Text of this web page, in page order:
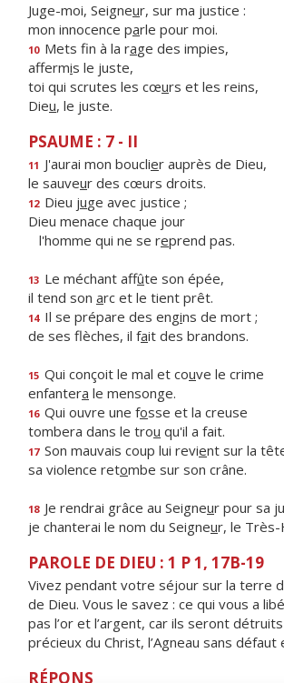
Juge-moi, Seigneur, sur ma justice :
mon innocence parle pour moi.
10 Mets fin à la rage des impies,
affermis le juste,
toi qui scrutes les cœurs et les reins,
Dieu, le juste.
PSAUME : 7 - II
11 J'aurai mon bouclier auprès de Dieu,
le sauveur des cœurs droits.
12 Dieu juge avec justice ;
Dieu menace chaque jour
l'homme qui ne se reprend pas.
13 Le méchant affûte son épée,
il tend son arc et le tient prêt.
14 Il se prépare des engins de mort ;
de ses flèches, il fait des brandons.
15 Qui conçoit le mal et couve le crime
enfantera le mensonge.
16 Qui ouvre une fosse et la creuse
tombera dans le trou qu'il a fait.
17 Son mauvais coup lui revient sur la
sa violence retombe sur son crâne.
18 Je rendrai grâce au Seigneur pour sa
je chanterai le nom du Seigneur, le Très-
PAROLE DE DIEU : 1 P 1, 17B-19
Vivez pendant votre séjour sur la terre
de Dieu. Vous le savez : ce qui vous a
pas l’or et l’argent, car ils seront
précieux du Christ, l’Agneau sans défaut
RÉPONS